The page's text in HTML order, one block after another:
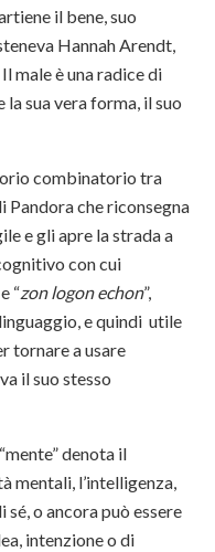
il bene, suo
Hannah Arendt,
male è una radice di
sua vera forma, il suo
combinatorio tra
Pandora che riconsegna
e gli apre la strada a
con cui
“zon logon echon”,
e quindi utile
tornare a usare
il suo stesso
denota il
mentali, l’intelligenza,
o ancora può essere
intenzione o di